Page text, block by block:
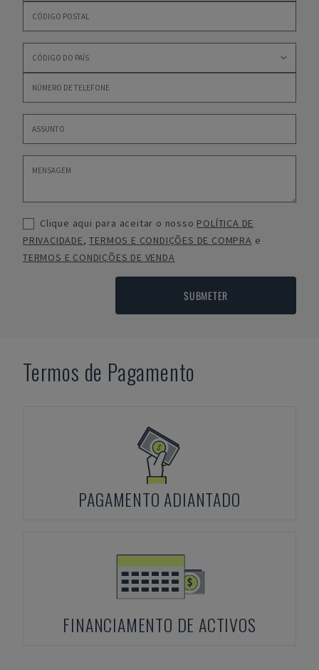
Clique aqui para aceitar o nosso POLÍTICA DE
PRIVACIDADE,TERMOS E CONDIÇÕES DE COMPRA e
TERMOS E CONDIÇÕES DE VENDA
SUBMETER
Termos de Pagamento
PAGAMENTO ADIANTADO
FINANCIAMENTO DE ACTIVOS